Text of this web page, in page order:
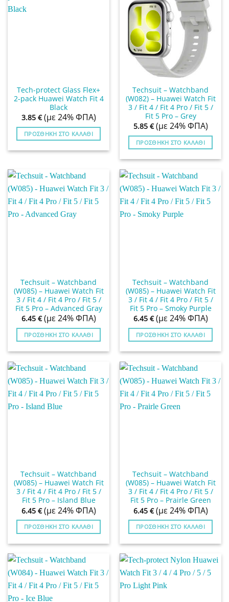
Tech-protect Glass Flex+
2-pack Huawei Watch Fit 4
Black
3.85 € (με 24% ΦΠΑ)
ΠΡΟΣΘΉΚΗ ΣΤΟ ΚΑΛΆΘΙ
Techsuit – Watchband
(W082) – Huawei Watch Fit
3 / Fit 4 / Fit 4 Pro / Fit 5 /
Fit 5 Pro – Grey
5.85 € (με 24% ΦΠΑ)
ΠΡΟΣΘΉΚΗ ΣΤΟ ΚΑΛΆΘΙ
Techsuit – Watchband
(W085) – Huawei Watch Fit
3 / Fit 4 / Fit 4 Pro / Fit 5 /
Fit 5 Pro – Advanced Gray
6.45 € (με 24% ΦΠΑ)
ΠΡΟΣΘΉΚΗ ΣΤΟ ΚΑΛΆΘΙ
Techsuit – Watchband
(W085) – Huawei Watch Fit
3 / Fit 4 / Fit 4 Pro / Fit 5 /
Fit 5 Pro – Smoky Purple
6.45 € (με 24% ΦΠΑ)
ΠΡΟΣΘΉΚΗ ΣΤΟ ΚΑΛΆΘΙ
Techsuit – Watchband
(W085) – Huawei Watch Fit
3 / Fit 4 / Fit 4 Pro / Fit 5 /
Fit 5 Pro – Island Blue
6.45 € (με 24% ΦΠΑ)
ΠΡΟΣΘΉΚΗ ΣΤΟ ΚΑΛΆΘΙ
Techsuit – Watchband
(W085) – Huawei Watch Fit
3 / Fit 4 / Fit 4 Pro / Fit 5 /
Fit 5 Pro – Prairle Green
6.45 € (με 24% ΦΠΑ)
ΠΡΟΣΘΉΚΗ ΣΤΟ ΚΑΛΆΘΙ